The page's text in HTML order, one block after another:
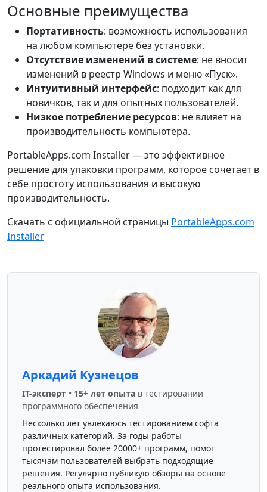
Основные преимущества
Портативность: возможность использования
на любом компьютере без установки.
Отсутствие изменений в системе: не вносит
изменений в реестр Windows и меню «Пуск».
Интуитивный интерфейс: подходит как для
новичков, так и для опытных пользователей.
Низкое потребление ресурсов: не влияет на
производительность компьютера.
PortableApps.com Installer — это эффективное
решение для упаковки программ, которое сочетает в
себе простоту использования и высокую
производительность.
Скачать с официальной страницы PortableApps.com
Installer
Аркадий Кузнецов
IT-эксперт • 15+ лет опыта в тестировании
программного обеспечения
Несколько лет увлекаюсь тестированием софта
различных категорий. За годы работы
протестировал более 20000+ программ, помог
тысячам пользователей выбрать подходящие
решения. Регулярно публикую обзоры на основе
реального опыта использования.